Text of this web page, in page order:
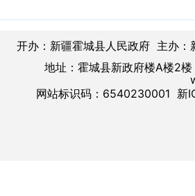
开办：新疆霍城县人民政府 主办
地址：霍城县新政府楼A楼
网站标识码：6540230001 新